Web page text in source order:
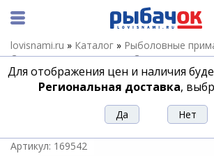
lovisnami.ru » Каталог » Рыболовные
Силиконовые приманки»Силиконовые
(Stinger)»Силиконовые приманки Stinger
PHANTOM Trouter 2" #024 (10шт)
Силикон PHANTOM Trouter
Артикул: 169542
Для отображения цен и наличия
Региональная доставка,